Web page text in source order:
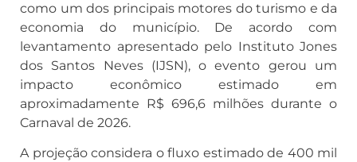
como um dos principais motores do turismo e da
economia do município. De acordo com
levantamento apresentado pelo Instituto Jones
dos Santos Neves (IJSN), o evento gerou um
impacto econômico estimado em
aproximadamente R$ 696,6 milhões durante o
Carnaval de 2026.
A projeção considera o fluxo estimado de 400 mil